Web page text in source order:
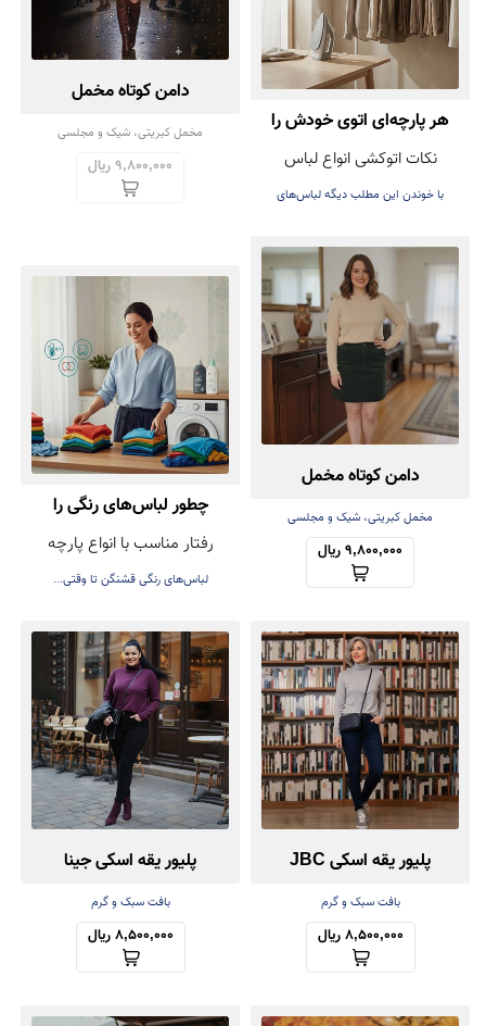
هر پارچه‌ای اتوی خودش را
دارد! راهنمای اتوکشی بدون
آسیب
نکات اتوکشی انواع لباس
با خوندن این مطلب دیگه لباس‌های
دامن کوتاه مخمل
مخمل کبریتی، شیک و مجلسی
9,800,000 ریال
دامن کوتاه مخمل
مخمل کبریتی، شیک و مجلسی
9,800,000 ریال
چطور لباس‌های رنگی را
بشوییم تا رنگشان نرود؟
رفتار مناسب با انواع پارچه
لباس‌های رنگی قشنگن تا وقتی...
پلیور یقه اسکی JBC
بافت سبک و گرم
8,500,000 ریال
پلیور یقه اسکی جینا
بافت سبک و گرم
8,500,000 ریال